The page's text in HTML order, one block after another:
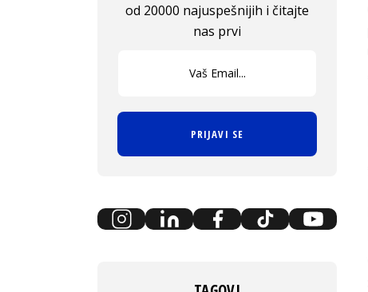
od 20000 najuspešnijih i čitajte
nas prvi
PRIJAVI SE